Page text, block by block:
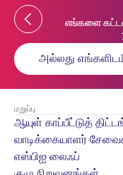
Previous
எங்களை
அல்லது
மறுப்பு
ஆயுள் காப்பீட்டுத்
வாடிக்கையாளர்
எஸ்பிஐ லைஃப்